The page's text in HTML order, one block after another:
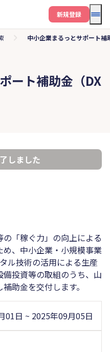
メ
新規登録
中小企業まるっとサポート
ート補助金（DX
しました
「稼ぐ力」の向上による
、中小企業・小規模事業
ル技術の活用による生産
投資等の取組のうち、山
助金を交付します。
01日 ~ 2025年09月05日